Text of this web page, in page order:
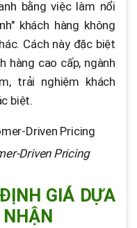
bằng việc làm nổi
khách hàng không
Cách này đặc biệt
hàng cao cấp, ngành
trải nghiệm khách
biệt.
Driven Pricing
GIÁ DỰA